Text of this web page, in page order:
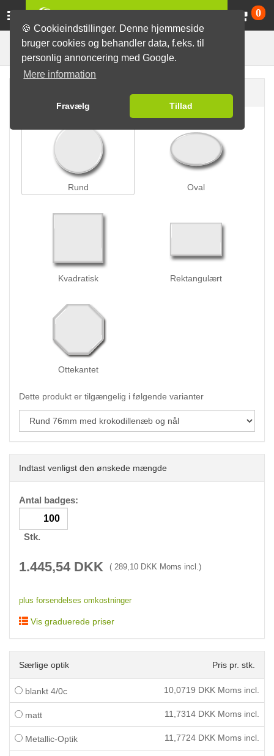
🍪 Cookieindstillinger. Denne hjemmeside
bruger cookies og behandler data, f.eks. til
personlig annoncering med Google.
Mere information
Fravælg Tillad
0
Badges Bøjlelås badges
Rund Oval
Kvadratisk Rektangulært
Ottekantet
Dette produkt er tilgængelig i følgende varianter
Indtast venligst den ønskede mængde
Antal badges:
Stk.
1.445,54 DKK ( 289,10 DKK Moms incl.)
plus forsendelses omkostninger
Vis graduerede priser
Særlige optik Pris pr. stk.
blankt 4/0c 10,0719 DKK Moms incl.
matt 11,7314 DKK Moms incl.
Metallic-Optik 11,7724 DKK Moms incl.